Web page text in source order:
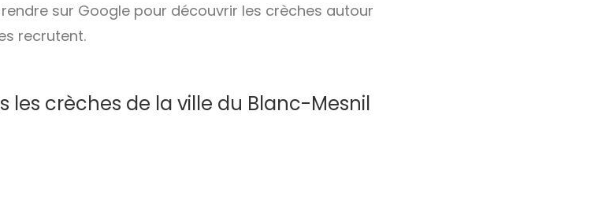
sur Google pour découvrir les crèches autour
recrutent.
les crèches de la ville du Blanc-Mesnil